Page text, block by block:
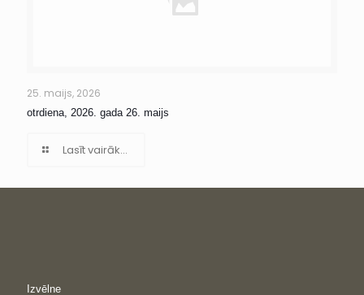
25. maijs, 2026
otrdiena, 2026. gada 26. maijs
Lasīt vairāk...
Izvēlne